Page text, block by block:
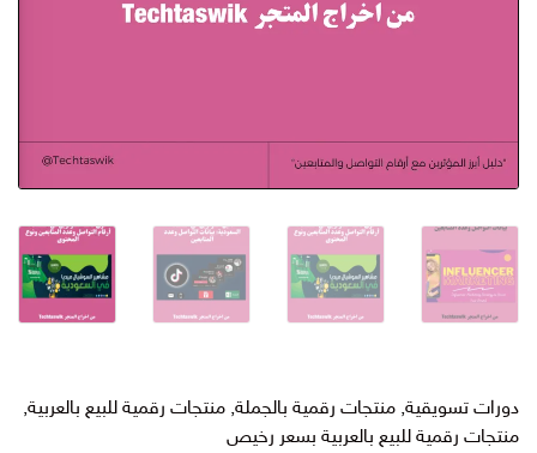
دورات تسويقية, منتجات رقمية بالجملة, منتجات رقمية للبيع بالعربية,
منتجات رقمية للبيع بالعربية بسعر رخيص